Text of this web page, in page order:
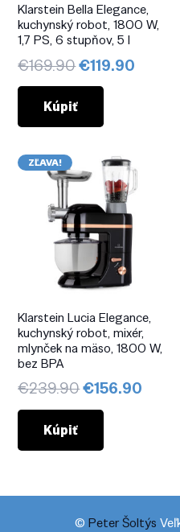
Klarstein Bella Elegance,
kuchynský robot, 1800 W,
1,7 PS, 6 stupňov, 5 l
€169.90Pôvodná
cena
€169.90.
€119.90
Kúpiť
ZĽAVA!
Klarstein Lucia Elegance,
kuchynský robot, mixér,
mlynček na mäso, 1800 W,
bez BPA
€239.90Pôvodná
cena
€239.90.
€156.90
Kúpiť
© Peter Šoltýs